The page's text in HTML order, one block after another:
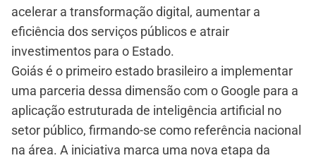
acelerar a transformação digital, aumentar a
eficiência dos serviços públicos e atrair
investimentos para o Estado.
Goiás é o primeiro estado brasileiro a implementar
uma parceria dessa dimensão com o Google para a
aplicação estruturada de inteligência artificial no
setor público, firmando-se como referência nacional
na área. A iniciativa marca uma nova etapa da